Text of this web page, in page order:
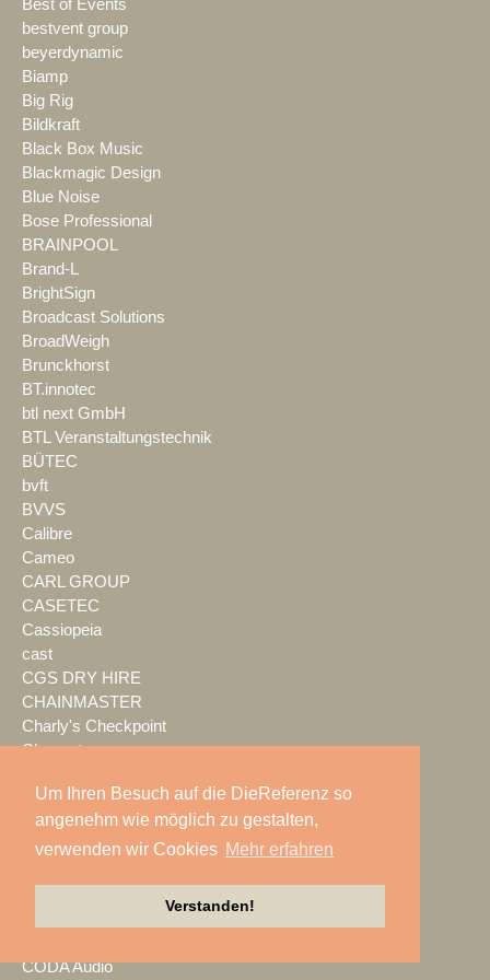
Um Ihren Besuch auf die DieReferenz so
angenehm wie möglich zu gestalten,
verwenden wir Cookies Mehr erfahren
Verstanden!
Best of Events
bestvent group
beyerdynamic
Biamp
Big Rig
Bildkraft
Black Box Music
Blackmagic Design
Blue Noise
Bose Professional
BRAINPOOL
Brand-L
BrightSign
Broadcast Solutions
BroadWeigh
Brunckhorst
BT.innotec
btl next GmbH
BTL Veranstaltungstechnik
BÜTEC
bvft
BVVS
Calibre
Cameo
CARL GROUP
CASETEC
Cassiopeia
cast
CGS DRY HIRE
CHAINMASTER
Charly's Checkpoint
Chauvet
Chroma-Q
Claypaky
Clear-Com
CODA Audio